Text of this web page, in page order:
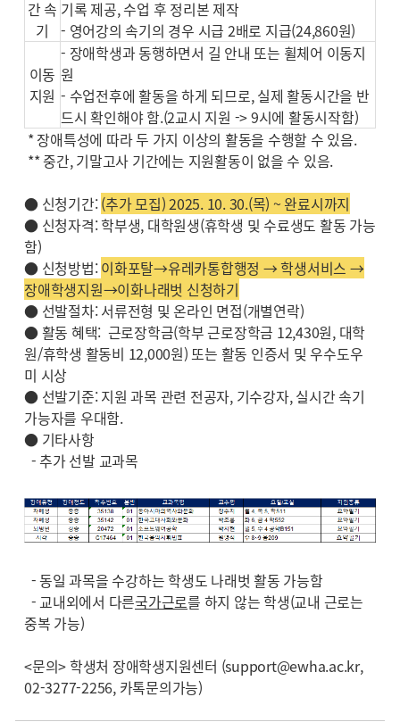
간 속
기
기록 제공, 수업 후 정리본 제작
- 영어강의 속기의 경우 시급 2배로 지급(24,860원)
이동
지원
- 장애학생과 동행하면서 길 안내 또는 휠체어 이동지
원
- 수업전후에 활동을 하게 되므로, 실제 활동시간을 반
드시 확인해야 함.(2교시 지원 -> 9시에 활동시작함)
* 장애특성에 따라 두 가지 이상의 활동을 수행할 수 있음.
** 중간, 기말고사 기간에는 지원활동이 없을 수 있음.
● 신청기간:(추가 모집) 2025. 10. 30.(목) ~ 완료시까지
● 신청자격: 학부생, 대학원생(휴학생 및 수료생도 활동 가능
함)
● 신청방법:이화포탈→유레카통합행정 → 학생서비스 →
장애학생지원→이화나래벗 신청하기
● 선발절차: 서류전형 및 온라인 면접(개별연락)
● 활동 혜택: 근로장학금(학부 근로장학금 12,430원, 대학
원/휴학생 활동비 12,000원) 또는 활동 인증서 및 우수도우
미 시상
● 선발기준: 지원 과목 관련 전공자, 기수강자, 실시간 속기
가능자를 우대함.
● 기타사항
- 추가 선발 교과목
- 동일 과목을 수강하는 학생도 나래벗 활동 가능함
- 교내외에서 다른국가근로를 하지 않는 학생(교내 근로는
중복 가능)
<문의> 학생처 장애학생지원센터 (support@ewha.ac.kr,
02-3277-2256, 카톡문의가능)